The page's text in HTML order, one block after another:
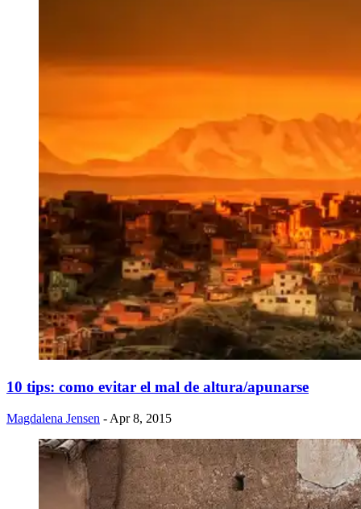
10 tips: como evitar el mal de altura/apunarse
Magdalena Jensen - Apr 8, 2015